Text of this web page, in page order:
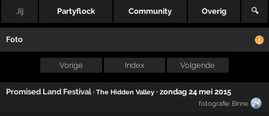
Jij Partyflock Community Overig 🔍
Foto
Vorige Index Volgende
Promised Land Festival · The Hidden Valley ·zondag 24 mei 2015
fotografie: Binne